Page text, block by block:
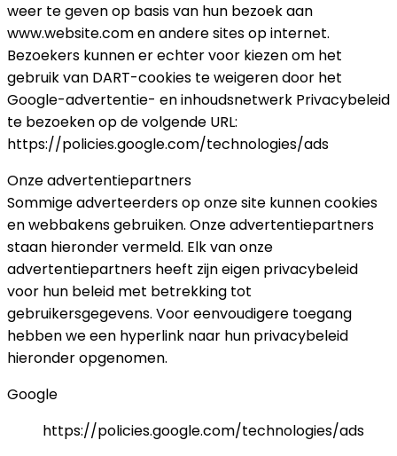
weer te geven op basis van hun bezoek aan
www.website.com en andere sites op internet.
Bezoekers kunnen er echter voor kiezen om het
gebruik van DART-cookies te weigeren door het
Google-advertentie- en inhoudsnetwerk Privacybeleid
te bezoeken op de volgende URL:
https://policies.google.com/technologies/ads
Onze advertentiepartners
Sommige adverteerders op onze site kunnen cookies
en webbakens gebruiken. Onze advertentiepartners
staan ​​hieronder vermeld. Elk van onze
advertentiepartners heeft zijn eigen privacybeleid
voor hun beleid met betrekking tot
gebruikersgegevens. Voor eenvoudigere toegang
hebben we een hyperlink naar hun privacybeleid
hieronder opgenomen.
Google
https://policies.google.com/technologies/ads